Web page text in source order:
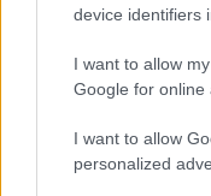
device identifiers
I want to allow
Google for online
I want to allow
personalized
Le
Gallura